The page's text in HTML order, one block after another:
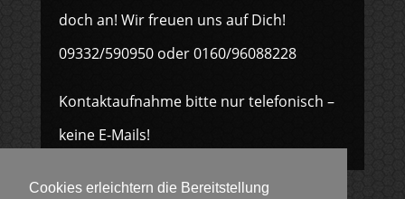
Cookies erleichtern die Bereitstellung
doch an! Wir freuen uns auf Dich!
09332/590950 oder 0160/96088228
Kontaktaufnahme bitte nur telefonisch –
keine E-Mails!